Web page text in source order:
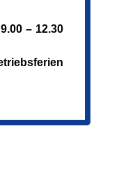
Uhr
Uhr
– 12.30